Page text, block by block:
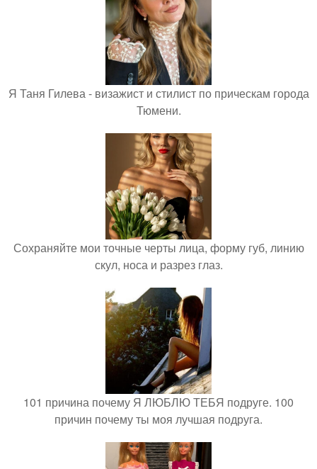
Я Таня Гилева - визажист и стилист по прическам города
Тюмени.
Сохраняйте мои точные черты лица, форму губ, линию
скул, носа и разрез глаз.
101 причина почему Я ЛЮБЛЮ ТЕБЯ подруге. 100
причин почему ты моя лучшая подруга.